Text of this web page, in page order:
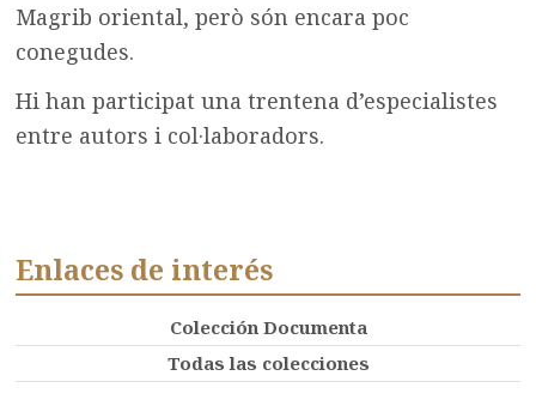
Magrib oriental, però són encara poc
conegudes.
Hi han participat una trentena d’especialistes
entre autors i col·laboradors.
Enlaces de interés
Colección Documenta
Todas las colecciones